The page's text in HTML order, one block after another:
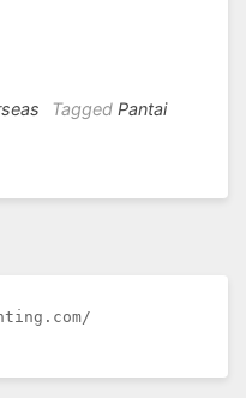
Tagged Pantai